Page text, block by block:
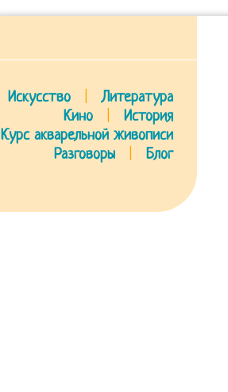
Искусство
Литература
Кино
История
Курс акварельной живописи
Разговоры
Блог